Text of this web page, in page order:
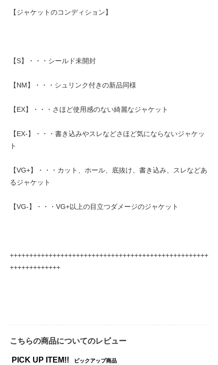
【ジャケットのコンディション】
【S】・・・シールド未開封
【NM】・・・シュリンク付きの新品同様
【EX】・・・さほど使用感のない綺麗なジャケット
【EX-】・・・書き込みやスレなどさほど気にならないジャケッ
ト
【VG+】・・・カット、ホール、底抜け、書き込み、スレなどあ
るジャケット
【VG-】・・・VG+以上の目立つダメージのジャケット
+++++++++++++++++++++++++++++++++++++++++++++++++++
+++++++++++++
こちらの商品についてのレビュー
PICK UP ITEM!! ピックアップ商品